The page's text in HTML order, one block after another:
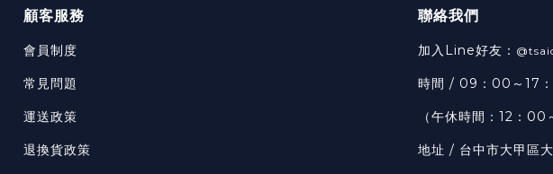
顧客服務
會員制度
常見問題
運送政策
退換貨政策
聯絡我們
加入Line好友：
時間 / 09：00～17
（午休時間：12：00
地址 / 台中市大甲區